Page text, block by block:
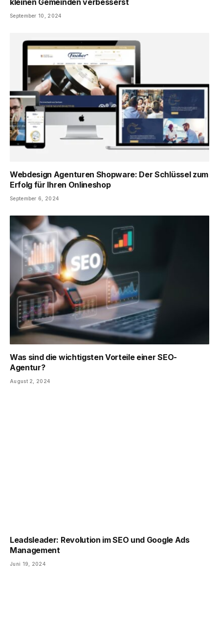
September 10, 2024
Webdesign Agenturen Shopware: Der Schlüssel zum
Erfolg für Ihren Onlineshop
September 6, 2024
Was sind die wichtigsten Vorteile einer SEO-
Agentur?
August 2, 2024
Leadsleader: Revolution im SEO und Google Ads
Management
Juni 19, 2024